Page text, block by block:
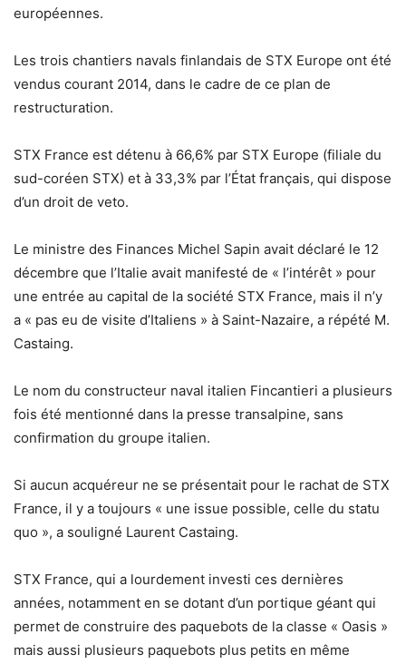
européennes.
Les trois chantiers navals finlandais de STX Europe ont été
vendus courant 2014, dans le cadre de ce plan de
restructuration.
STX France est détenu à 66,6% par STX Europe (filiale du
sud-coréen STX) et à 33,3% par l’État français, qui dispose
d’un droit de veto.
Le ministre des Finances Michel Sapin avait déclaré le 12
décembre que l’Italie avait manifesté de « l’intérêt » pour
une entrée au capital de la société STX France, mais il n’y
a « pas eu de visite d’Italiens » à Saint-Nazaire, a répété M.
Castaing.
Le nom du constructeur naval italien Fincantieri a plusieurs
fois été mentionné dans la presse transalpine, sans
confirmation du groupe italien.
Si aucun acquéreur ne se présentait pour le rachat de STX
France, il y a toujours « une issue possible, celle du statu
quo », a souligné Laurent Castaing.
STX France, qui a lourdement investi ces dernières
années, notamment en se dotant d’un portique géant qui
permet de construire des paquebots de la classe « Oasis »
mais aussi plusieurs paquebots plus petits en même